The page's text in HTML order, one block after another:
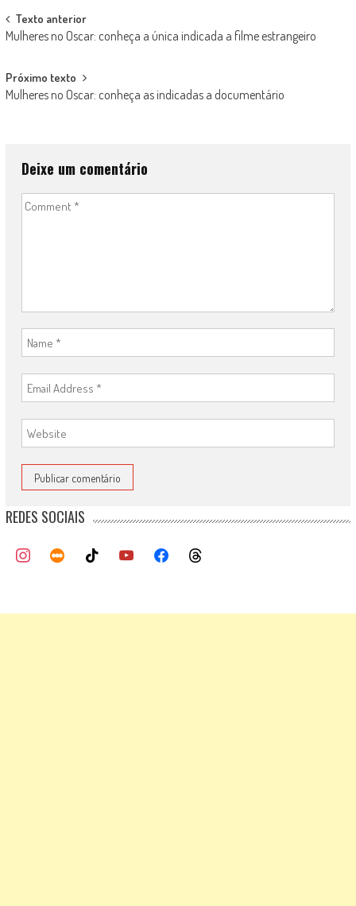
Post
navigation
Texto anterior
Mulheres no Oscar: conheça a única indicada a filme estrangeiro
Próximo texto
Mulheres no Oscar: conheça as indicadas a documentário
Deixe um comentário
REDES SOCIAIS